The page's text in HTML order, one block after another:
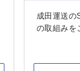
成田運送の
の取組みを